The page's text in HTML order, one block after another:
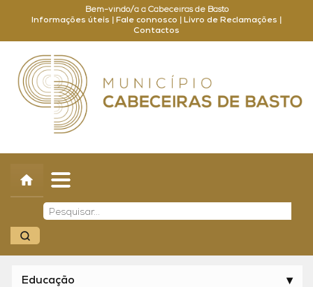
Bem-vindo/a a Cabeceiras de Basto
Informações úteis
Fale connosco Livro de Reclamações
Contactos
Concelho
Município
Turismo
Cultura
Outros
Balcão Online
Educação